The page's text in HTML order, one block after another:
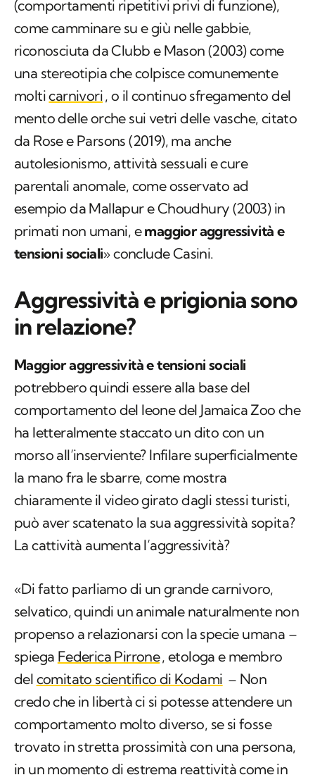
(comportamenti ripetitivi privi di funzione),
come camminare su e giù nelle gabbie,
riconosciuta da Clubb e Mason (2003) come
una stereotipia che colpisce comunemente
molticarnivori, o il continuo sfregamento del
mento delle orche sui vetri delle vasche, citato
da Rose e Parsons (2019), ma anche
autolesionismo, attività sessuali e cure
parentali anomale, come osservato ad
esempio da Mallapur e Choudhury (2003) in
primati non umani, emaggior aggressività e
tensioni sociali» conclude Casini.
Aggressività e prigionia sono
in relazione?
Maggior aggressività e tensioni sociali
potrebbero quindi essere alla base del
comportamento del leone del Jamaica Zoo che
ha letteralmente staccato un dito con un
morso all’inserviente? Infilare superficialmente
la mano fra le sbarre, come mostra
chiaramente il video girato dagli stessi turisti,
può aver scatenato la sua aggressività sopita?
La cattività aumenta l’aggressività?
«Di fatto parliamo di un grande carnivoro,
selvatico, quindi un animale naturalmente non
propenso a relazionarsi con la specie umana –
spiega Federica Pirrone, etologa e membro
del comitato scientifico di Kodami – Non
credo che in libertà ci si potesse attendere un
comportamento molto diverso, se si fosse
trovato in stretta prossimità con una persona,
in un momento di estrema reattività come in